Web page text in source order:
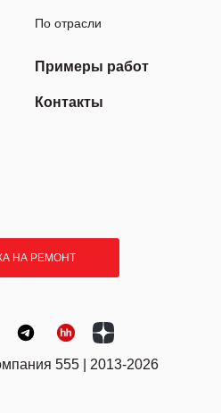
По отрасли
Примеры работ
Контакты
НА РЕМОНТ
555 | 2013-2026